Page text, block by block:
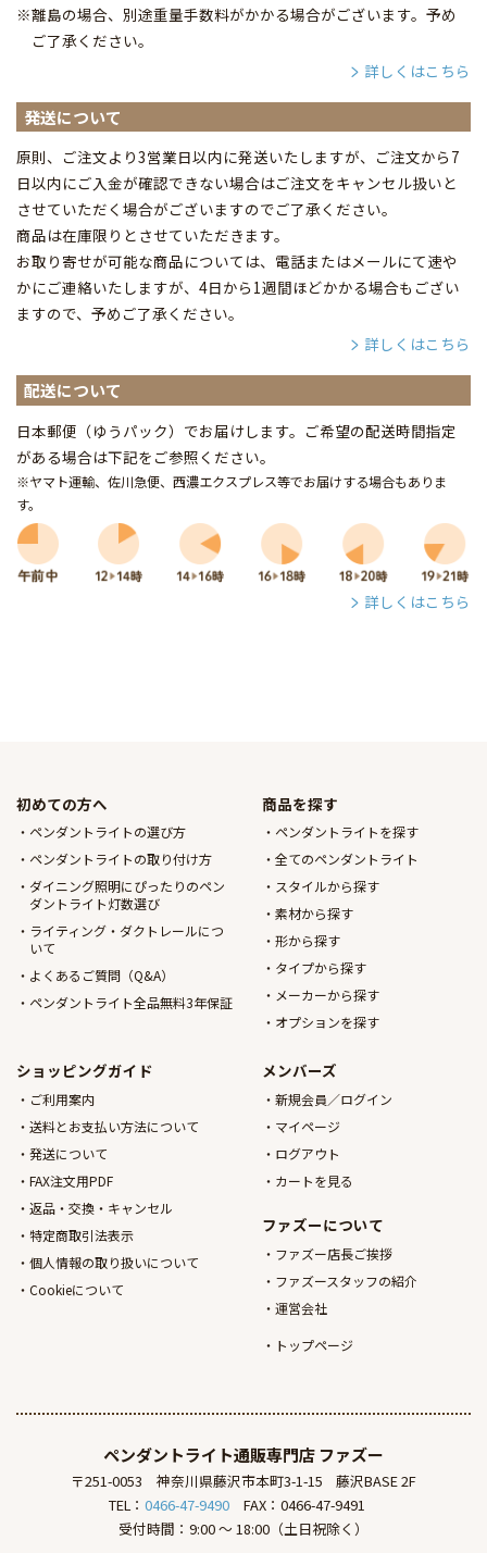
※離島の場合、別途重量手数料がかかる場合がございます。予め
ご了承ください。
詳しくはこちら
発送について
原則、ご注文より3営業日以内に発送いたしますが、ご注文から7
日以内にご入金が確認できない場合はご注文をキャンセル扱いと
させていただく場合がございますのでご了承ください。
商品は在庫限りとさせていただきます。
お取り寄せが可能な商品については、電話またはメールにて速や
かにご連絡いたしますが、4日から1週間ほどかかる場合もござい
ますので、予めご了承ください。
詳しくはこちら
配送について
日本郵便（ゆうパック）でお届けします。ご希望の配送時間指定
がある場合は下記をご参照ください。
※ヤマト運輸、佐川急便、西濃エクスプレス等でお届けする場合もありま
す。
詳しくはこちら
初めての方へ
ペンダントライトの選び方
ペンダントライトの取り付け方
ダイニング照明にぴったりのペン
ダントライト灯数選び
ライティング・ダクトレールにつ
いて
よくあるご質問（Q&A）
ペンダントライト全品無料3年保証
商品を探す
ペンダントライトを探す
全てのペンダントライト
スタイルから探す
素材から探す
形から探す
タイプから探す
メーカーから探す
オプションを探す
ショッピングガイド
ご利用案内
送料とお支払い方法について
発送について
FAX注文用PDF
返品・交換・キャンセル
特定商取引法表示
個人情報の取り扱いについて
Cookieについて
メンバーズ
新規会員／ログイン
マイページ
ログアウト
カートを見る
ファズーについて
ファズー店長ご挨拶
ファズースタッフの紹介
運営会社
トップページ
ペンダントライト通販専門店 ファズー
〒251-0053 神奈川県藤沢市本町3-1-15
藤沢BASE 2F
TEL： 0466-47-9490
FAX：0466-47-9491
受付時間：9:00 ～ 18:00（土日祝除く）